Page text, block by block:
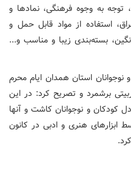
توجه به وجوه فرهنگی، نمادها و
استفاده از مواد قابل حمل و
نگین، بسته‌بندی زیبا و مناسب و...
استان همدان ایام محرم
برشمرد و تصریح کرد: در این
کودکان و نوجوانان کاشت و آنها
ابزارهای هنری و ادبی در کانون